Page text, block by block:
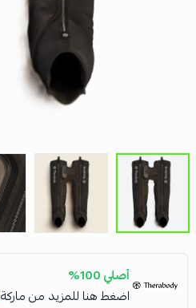
أصلي 100%
اضغط هنا للمزيد من ماركة